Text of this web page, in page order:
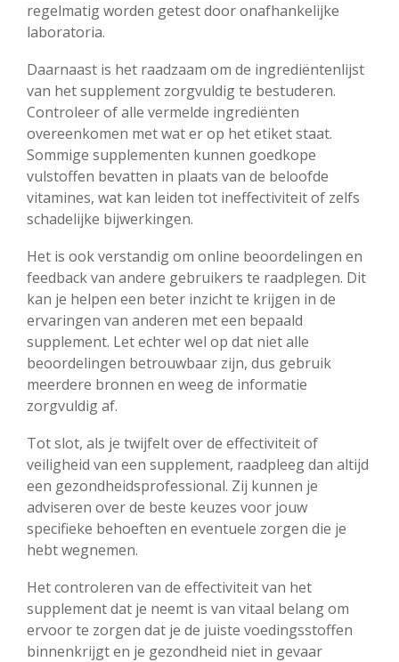
regelmatig worden getest door onafhankelijke
laboratoria.
Daarnaast is het raadzaam om de ingrediëntenlijst
van het supplement zorgvuldig te bestuderen.
Controleer of alle vermelde ingrediënten
overeenkomen met wat er op het etiket staat.
Sommige supplementen kunnen goedkope
vulstoffen bevatten in plaats van de beloofde
vitamines, wat kan leiden tot ineffectiviteit of zelfs
schadelijke bijwerkingen.
Het is ook verstandig om online beoordelingen en
feedback van andere gebruikers te raadplegen. Dit
kan je helpen een beter inzicht te krijgen in de
ervaringen van anderen met een bepaald
supplement. Let echter wel op dat niet alle
beoordelingen betrouwbaar zijn, dus gebruik
meerdere bronnen en weeg de informatie
zorgvuldig af.
Tot slot, als je twijfelt over de effectiviteit of
veiligheid van een supplement, raadpleeg dan altijd
een gezondheidsprofessional. Zij kunnen je
adviseren over de beste keuzes voor jouw
specifieke behoeften en eventuele zorgen die je
hebt wegnemen.
Het controleren van de effectiviteit van het
supplement dat je neemt is van vitaal belang om
ervoor te zorgen dat je de juiste voedingsstoffen
binnenkrijgt en je gezondheid niet in gevaar